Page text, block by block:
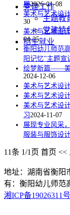
党建工作
主题教
党建特
招生就业
展2026-01-08
美术与艺术设
30
美术与艺术设
04-25
衡阳幼儿师范
阳记忆”主题宣
绘梦新篇——美
2024-12-06
美术与艺术设
美术与艺术设
美术与艺术设
习2024-11-07
展现专业风采
服装与服饰设
11条 1/1页 首页 <<
地址：湖南省衡阳
有：衡阳幼儿师范
湘ICP备19026311号